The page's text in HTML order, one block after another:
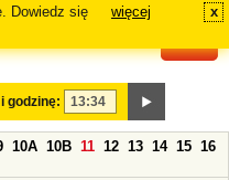
Dowiedz się
więcej x
i godzinę:
10A 10B 11 12 13 14 15 16